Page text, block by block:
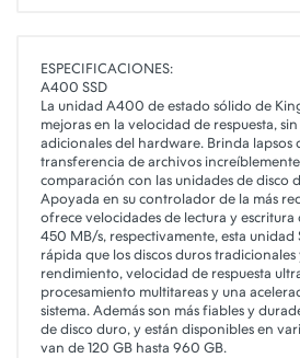
ESPECIFICACIONES:
A400 SSD
La unidad A400 de estado sólido de
mejoras en la velocidad de respuesta,
adicionales del hardware. Brinda lapsos
transferencia de archivos
comparación con las unidades de disco
Apoyada en su controlador de la más
ofrece velocidades de lectura y
450 MB/s, respectivamente, esta unidad
rápida que los discos duros
rendimiento, velocidad de respuesta
procesamiento multitareas y una
sistema. Además son más fiables y
de disco duro, y están disponibles en
van de 120 GB hasta 960 GB.